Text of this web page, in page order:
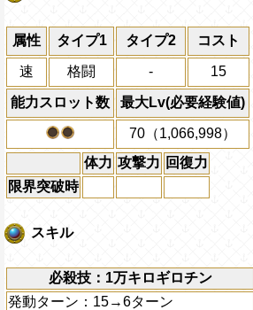
属性 タイプ1 タイプ2 コスト
速 格闘 - 15
能力スロット数 最大Lv(必要経験値)
70（1,066,998）
体力 攻撃力 回復力
限界突破時
スキル
必殺技：1万キロギロチン
発動ターン：15→6ターン